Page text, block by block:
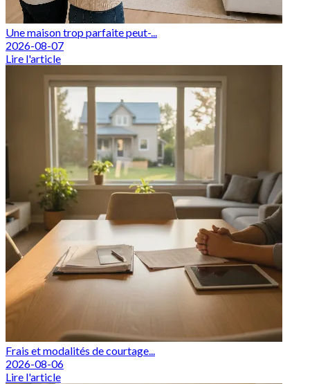
Une maison trop parfaite peut-...
2026-08-07
Lire l'article
Frais et modalités de courtage...
2026-08-06
Lire l'article